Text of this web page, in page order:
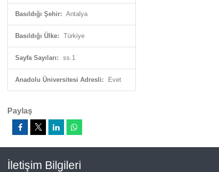
Basıldığı Şehir: Antalya
Basıldığı Ülke: Türkiye
Sayfa Sayıları: ss.1
Anadolu Üniversitesi Adresli: Evet
Paylaş
İletişim Bilgileri